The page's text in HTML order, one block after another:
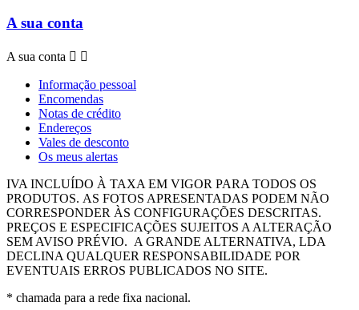
A sua conta
A sua conta  
Informação pessoal
Encomendas
Notas de crédito
Endereços
Vales de desconto
Os meus alertas
IVA INCLUÍDO À TAXA EM VIGOR PARA TODOS OS
PRODUTOS. AS FOTOS APRESENTADAS PODEM NÃO
CORRESPONDER ÀS CONFIGURAÇÕES DESCRITAS.
PREÇOS E ESPECIFICAÇÕES SUJEITOS A ALTERAÇÃO
SEM AVISO PRÉVIO. A GRANDE ALTERNATIVA, LDA
DECLINA QUALQUER RESPONSABILIDADE POR
EVENTUAIS ERROS PUBLICADOS NO SITE.
* chamada para a rede fixa nacional.